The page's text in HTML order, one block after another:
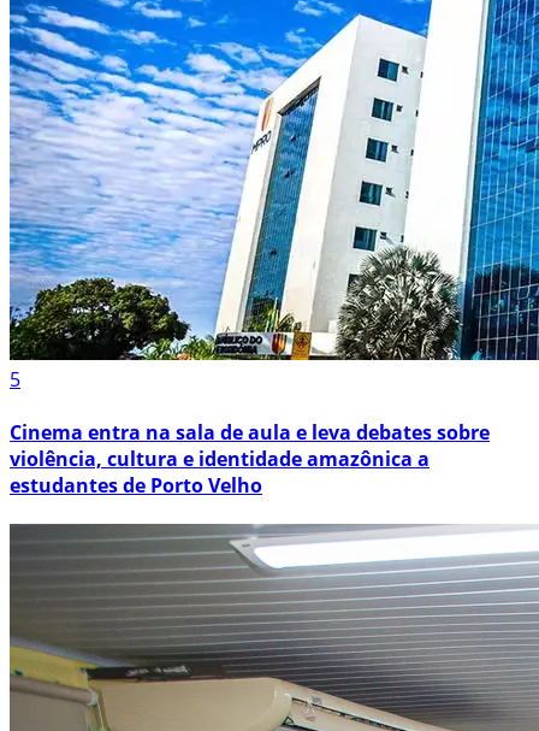
5
Cinema entra na sala de aula e leva debates sobre
violência, cultura e identidade amazônica a
estudantes de Porto Velho